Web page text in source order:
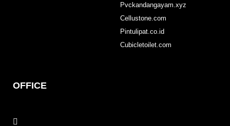
Pvckandangayam.xyz
Cellustone.com
Pintulipat.co.id
Cubicletoilet.com
OFFICE